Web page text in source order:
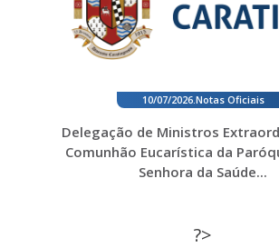
10/07/2026. Notas Oficiais
Delegação de Ministros
Comunhão Eucarística da
Senhora da Saúde...
?>